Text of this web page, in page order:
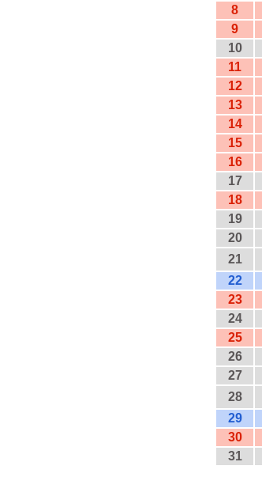
8
9
10
11
12
13
14
15
16
17
18
19
20
21
22
23
24
25
26
27
28
29
30
31